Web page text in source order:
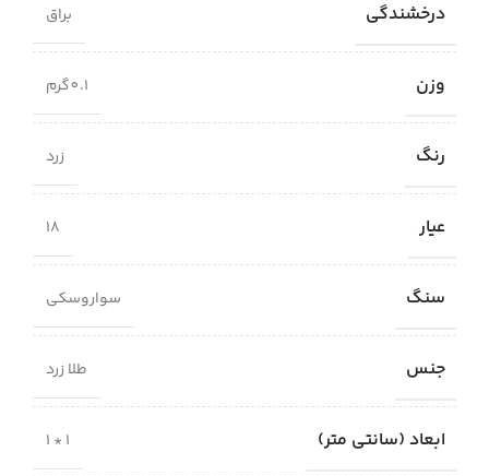
درخشندگی براق
وزن 0.1گرم
رنگ زرد
عیار 18
سنگ سواروسکی
جنس طلا زرد
ابعاد (سانتی متر) 1 * 1